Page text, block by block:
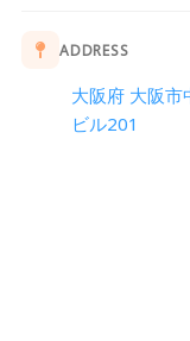
ADDRESS
大阪府 大阪
ビル201